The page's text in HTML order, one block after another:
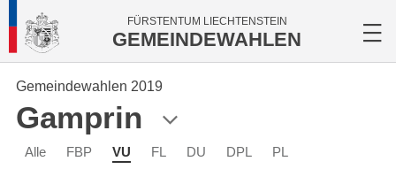
FÜRSTENTUM LIECHTENSTEIN
GEMEINDEWAHLEN
Gemeindewahlen 2019
Gamprin
Alle FBP VU FL DU DPL PL